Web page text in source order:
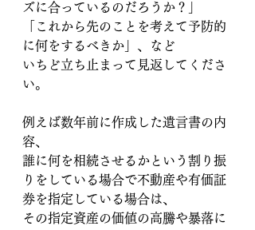
ズに合っているのだろうか？」
「これから先のことを考えて予防的
に何をするべきか」、など
いちど立ち止まって見返してくださ
い。
例えば数年前に作成した遺言書の内
容、
誰に何を相続させるかという割り振
りをしている場合で不動産や有価証
券を指定している場合は、
その指定資産の価値の高騰や暴落に